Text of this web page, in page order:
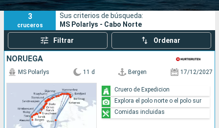
Buscar
3
cruceros
Sus criterios de búsqueda:
MS Polarlys - Cabo Norte
Filtrar Ordenar
NORUEGA
MS Polarlys 11 d Bergen 17/12/2027
Cruero de Expedicion
Explora el polo norte o el polo sur
Comidas incluidas